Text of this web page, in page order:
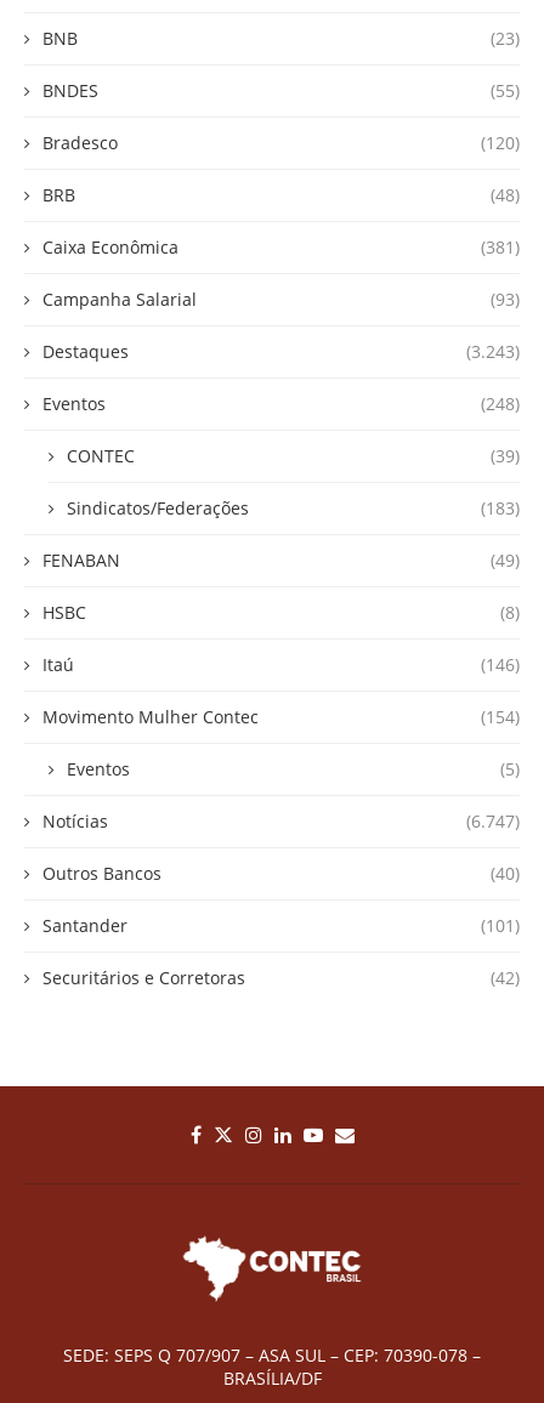
BNB (23)
BNDES (55)
Bradesco (120)
BRB (48)
Caixa Econômica (381)
Campanha Salarial (93)
Destaques (3.243)
Eventos (248)
CONTEC (39)
Sindicatos/Federações (183)
FENABAN (49)
HSBC (8)
Itaú (146)
Movimento Mulher Contec (154)
Eventos (5)
Notícias (6.747)
Outros Bancos (40)
Santander (101)
Securitários e Corretoras (42)
SEDE: SEPS Q 707/907 – ASA SUL – CEP: 70390-078 –
BRASÍLIA/DF